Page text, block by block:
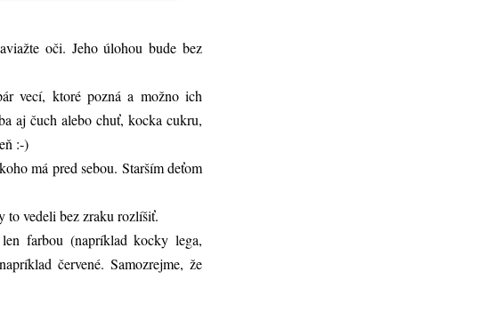
oči. Jeho úlohou bude bez
vecí, ktoré pozná a možno ich
aj čuch alebo chuť, kocka cukru,
:-)
má pred sebou. Starším deťom
to vedeli bez zraku rozlíšiť.
farbou (napríklad kocky lega,
červené. Samozrejme, že